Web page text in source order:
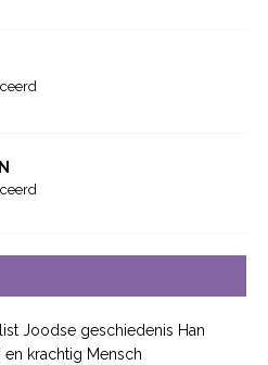
Joodse geschiedenis Han
krachtig Mensch